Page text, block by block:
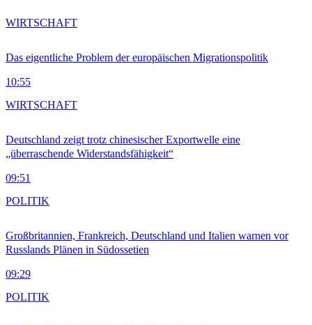
Das eigentliche Problem der europäischen Migrationspolitik
10:55
WIRTSCHAFT
Deutschland zeigt trotz chinesischer Exportwelle eine
„überraschende Widerstandsfähigkeit“
09:51
WIRTSCHAFT
Großbritannien, Frankreich, Deutschland und Italien warnen vor
Russlands Plänen in Südossetien
09:29
POLITIK
POLITIK